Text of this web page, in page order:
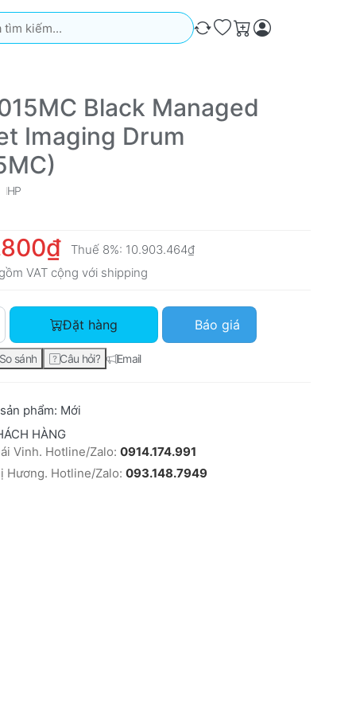
Kết quả sẽ tự động xuất hiện khi bạn nhập. Nhấn phím
So sánh
Ưa thích
Giỏ hàng
Black Managed
Imaging Drum
HP
Thuế 8%: 10.903.464₫
VAT cộng với shipping
HP W9015MC Black Managed LaserJet Imaging Drum
Đặt hàng Báo giá
So sánh Câu hỏi? Email
phẩm: Mới
HÀNG
Vinh. Hotline/Zalo: 0914.174.991
Hương. Hotline/Zalo: 093.148.7949